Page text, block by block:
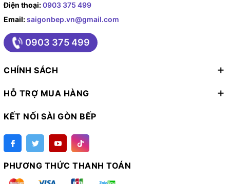
Điện thoại:0903 375 499
Email:saigonbep.vn@gmail.com
0903 375 499
CHÍNH SÁCH
HỖ TRỢ MUA HÀNG
KẾT NỐI SÀI GÒN BẾP
PHƯƠNG THỨC THANH TOÁN